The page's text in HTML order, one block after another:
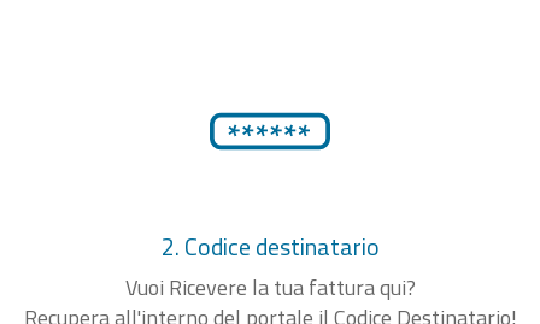
2. Codice destinatario
Vuoi Ricevere la tua fattura qui?
Recupera all'interno del portale il Codice Destinatario!